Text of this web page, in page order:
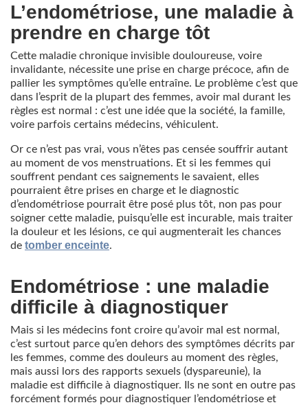
L’endométriose, une maladie à
prendre en charge tôt
Cette maladie chronique invisible douloureuse, voire
invalidante, nécessite une prise en charge précoce, afin de
pallier les symptômes qu’elle entraîne. Le problème c’est que
dans l’esprit de la plupart des femmes, avoir mal durant les
règles est normal : c’est une idée que la société, la famille,
voire parfois certains médecins, véhiculent.
Or ce n’est pas vrai, vous n’êtes pas censée souffrir autant
au moment de vos menstruations. Et si les femmes qui
souffrent pendant ces saignements le savaient, elles
pourraient être prises en charge et le diagnostic
d’endométriose pourrait être posé plus tôt, non pas pour
soigner cette maladie, puisqu’elle est incurable, mais traiter
la douleur et les lésions, ce qui augmenterait les chances
de tomber enceinte.
Endométriose : une maladie
difficile à diagnostiquer
Mais si les médecins font croire qu’avoir mal est normal,
c’est surtout parce qu’en dehors des symptômes décrits par
les femmes, comme des douleurs au moment des règles,
mais aussi lors des rapports sexuels (dyspareunie), la
maladie est difficile à diagnostiquer. Ils ne sont en outre pas
forcément formés pour diagnostiquer l’endométriose et